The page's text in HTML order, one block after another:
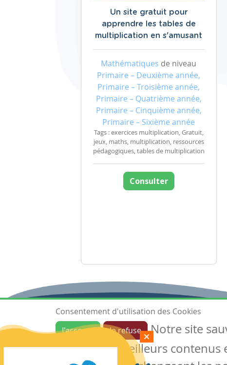
Un site gratuit pour
apprendre les tables de
multiplication en s'amusant
Mathématiques de niveau
Primaire – Deuxième année,
Primaire – Troisième année,
Primaire – Quatrième année,
Primaire – Cinquième année,
Primaire – Sixième année
Tags : exercices multiplication, Gratuit,
jeux, maths, multiplication, ressources
pédagogiques, tables de multiplication
Consulter
Ressources
Les ressources
Créer une ressource
Consentement d'utilisation des Cookies
J'accepte
Je refuse
Notre site
garantir de meilleurs contenus